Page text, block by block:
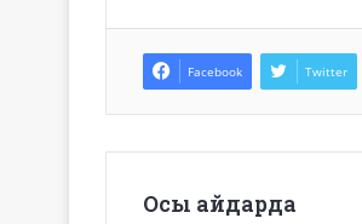
Facebook Twitter
Осы айдарда